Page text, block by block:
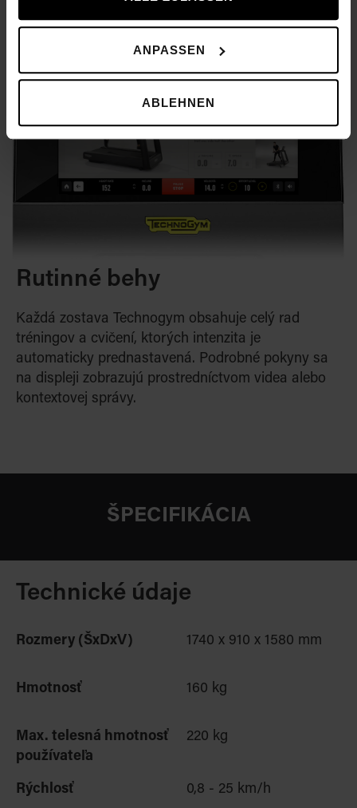
ANPASSEN
ABLEHNEN
Rutinné behy
Každá zostava Technogym obsahuje celý rad
tréningov a cvičení, ktorých intenzita je
automaticky prednastavená. Podrobné pokyny sa
na displeji zobrazujú prostredníctvom videa alebo
kontextovej správy.
ŠPECIFIKÁCIA
Technické údaje
Rozmery (ŠxDxV) 1740 x 910 x 1580 mm
Hmotnosť 160 kg
Max. telesná hmotnosť
používateľa
220 kg
Rýchlosť 0,8 - 25 km/h